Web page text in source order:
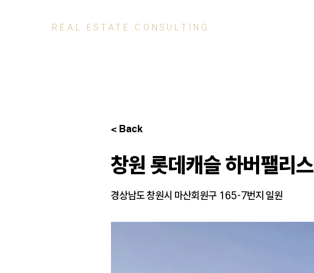
REAL ESTATE CONSULTING
< Back
창원 롯데캐슬 하버팰리스
경상남도 창원시 마산회원구 165-7번지 일원